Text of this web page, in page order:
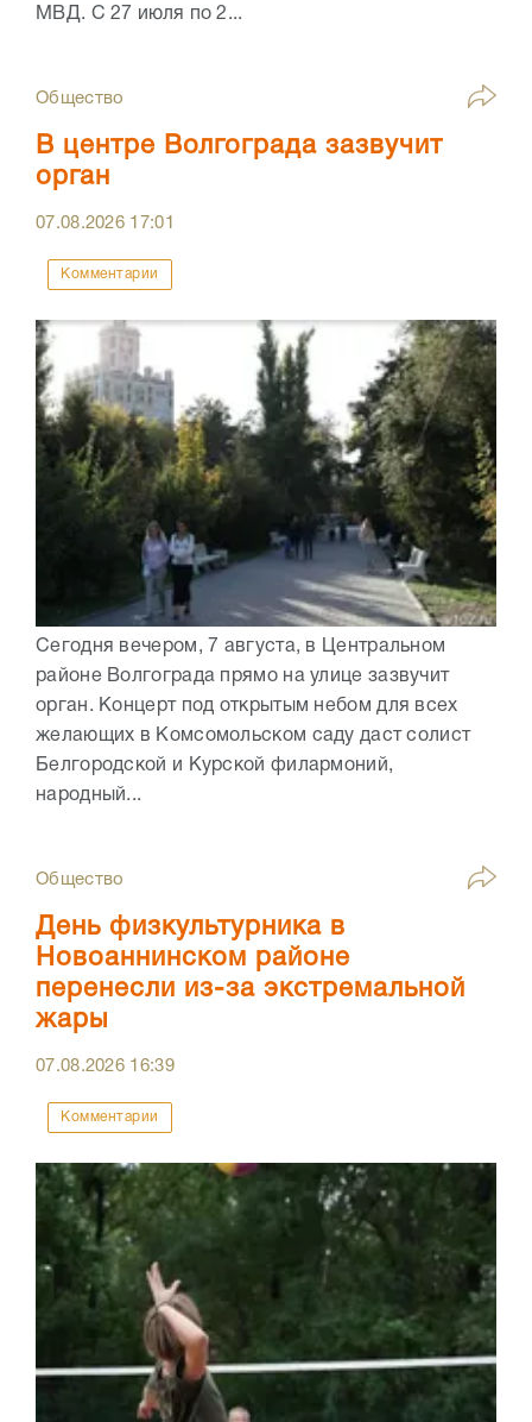
МВД. С 27 июля по 2...
Общество
В центре Волгограда зазвучит
орган
07.08.2026 17:01
Комментарии
Сегодня вечером, 7 августа, в Центральном
районе Волгограда прямо на улице зазвучит
орган. Концерт под открытым небом для всех
желающих в Комсомольском саду даст солист
Белгородской и Курской филармоний,
народный...
Общество
День физкультурника в
Новоаннинском районе
перенесли из-за экстремальной
жары
07.08.2026 16:39
Комментарии